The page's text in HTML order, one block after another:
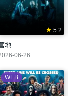
5.2
地
06-26
WEB